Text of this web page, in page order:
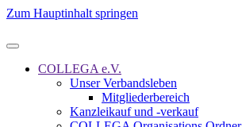
Zum Hauptinhalt springen
COLLEGA e.V.
Unser Verbandsleben
Mitgliederbereich
Kanzleikauf und -verkauf